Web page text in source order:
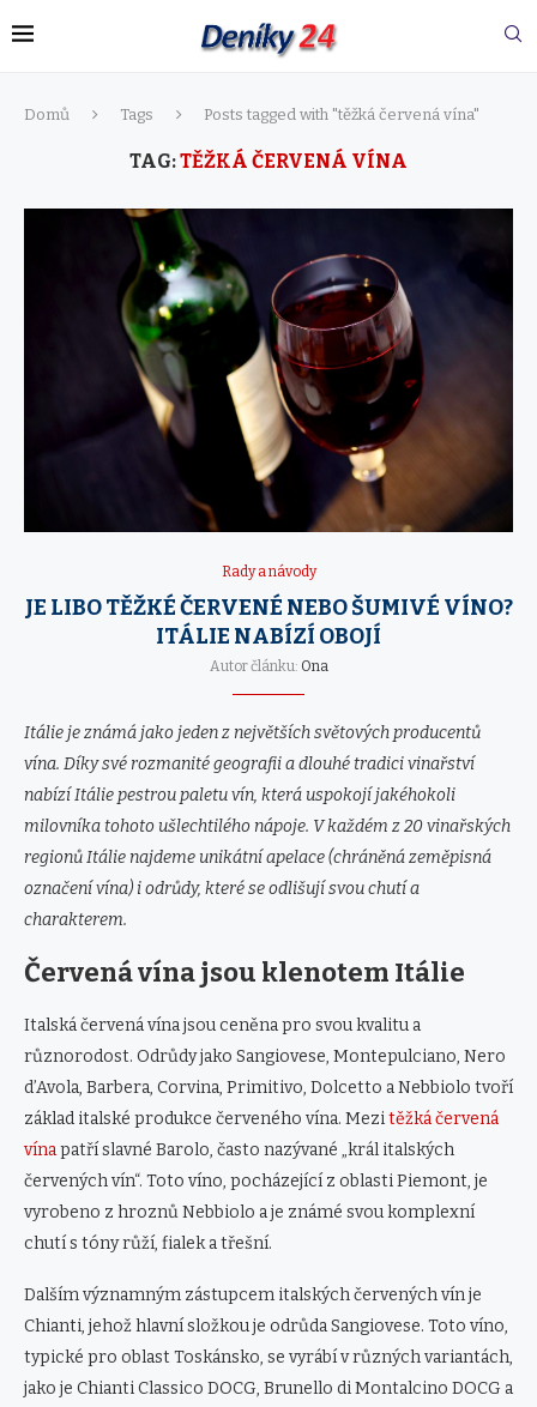
Domů Tags Posts tagged with "těžká červená vína"
TAG:TĚŽKÁ ČERVENÁ VÍNA
Rady a návody
JE LIBO TĚŽKÉ ČERVENÉ NEBO ŠUMIVÉ VÍNO?
ITÁLIE NABÍZÍ OBOJÍ
Autor článku: Ona
Itálie je známá jako jeden z největších světových producentů
vína. Díky své rozmanité geografii a dlouhé tradici vinařství
nabízí Itálie pestrou paletu vín, která uspokojí jakéhokoli
milovníka tohoto ušlechtilého nápoje. V každém z 20 vinařských
regionů Itálie najdeme unikátní apelace (chráněná zeměpisná
označení vína) i odrůdy, které se odlišují svou chutí a
charakterem.
Červená vína jsou klenotem Itálie
Italská červená vína jsou ceněna pro svou kvalitu a
různorodost. Odrůdy jako Sangiovese, Montepulciano, Nero
d’Avola, Barbera, Corvina, Primitivo, Dolcetto a Nebbiolo tvoří
základ italské produkce červeného vína. Mezitěžká červená
vínapatří slavné Barolo, často nazývané „král italských
červených vín“. Toto víno, pocházející z oblasti Piemont, je
vyrobeno z hroznů Nebbiolo a je známé svou komplexní
chutí s tóny růží, fialek a třešní.
Dalším významným zástupcem italských červených vín je
Chianti, jehož hlavní složkou je odrůda Sangiovese. Toto víno,
typické pro oblast Toskánsko, se vyrábí v různých variantách,
jako je Chianti Classico DOCG, Brunello di Montalcino DOCG a